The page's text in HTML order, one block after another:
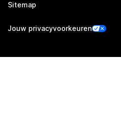
Sitemap
Jouw privacyvoorkeuren